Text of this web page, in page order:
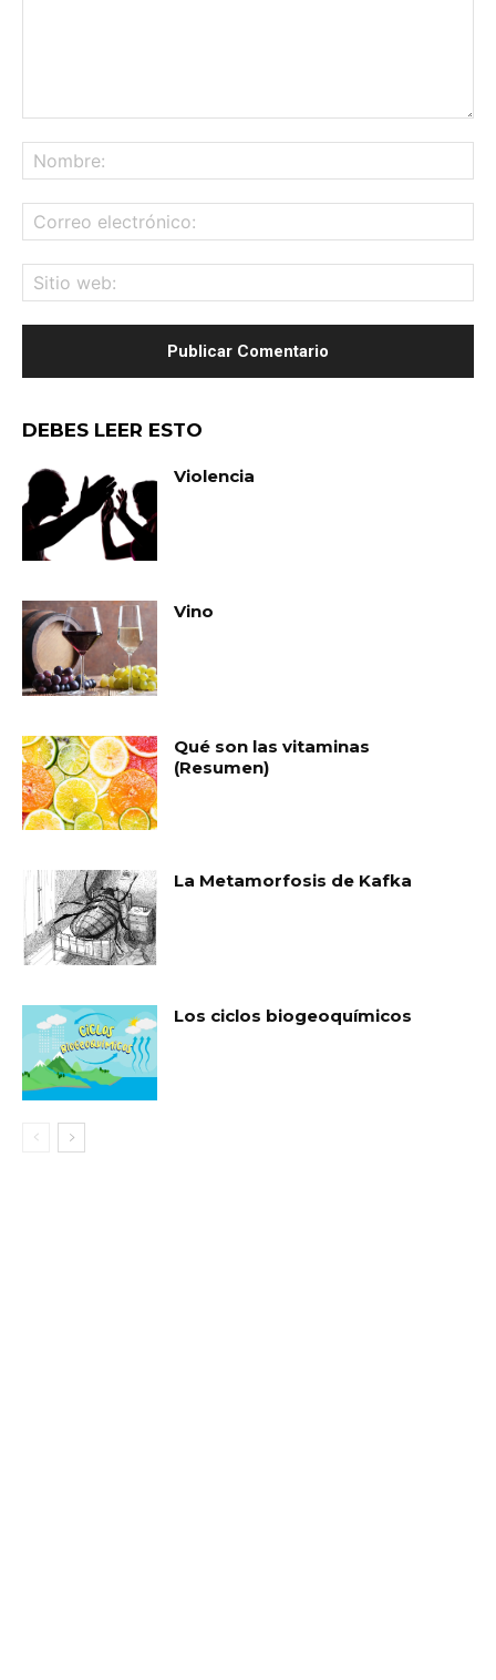
DEBES LEER ESTO
Violencia
Vino
Qué son las vitaminas
(Resumen)
La Metamorfosis de Kafka
Los ciclos biogeoquímicos